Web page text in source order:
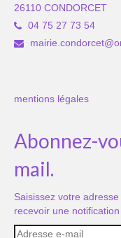
26110 CONDORCET
04 75 27 73 54
mentions légales
Abonnez-
mail.
Saisissez votre
recevoir une
Adresse